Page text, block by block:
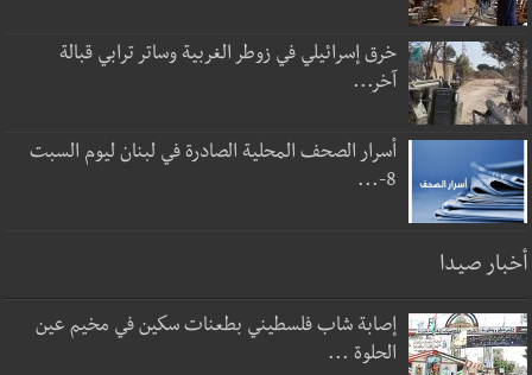
خرق إسرائيلي في زوطر الغربية وساتر ترابي قبالة
آخر...
أسرار الصحف المحلية الصادرة في لبنان ليوم السبت
8-...
أخبار صيدا
إصابة شاب فلسطيني بطعنات سكين في مخيم عين
الحلوة ...